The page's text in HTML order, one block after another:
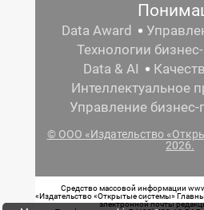
Data Award
Технологии
Data & AI
Интеллектуальное
Управление
© ООО «Издательство
2026.
Средство массовой информации
«Издательство «Открытые системы»
электронной почты